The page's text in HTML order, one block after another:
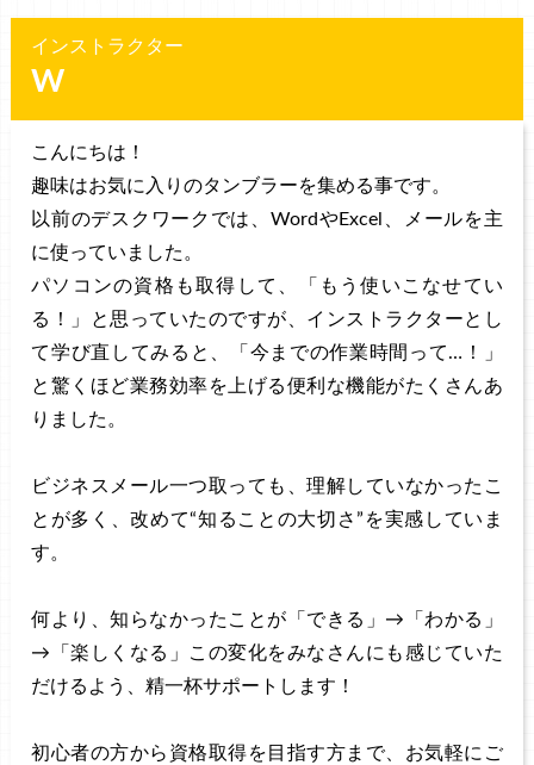
インストラクター
W
こんにちは！
趣味はお気に入りのタンブラーを集める事です。
以前のデスクワークでは、WordやExcel、メールを主
に使っていました。
パソコンの資格も取得して、「もう使いこなせてい
る！」と思っていたのですが、インストラクターとし
て学び直してみると、「今までの作業時間って…！」
と驚くほど業務効率を上げる便利な機能がたくさんあ
りました。
ビジネスメール一つ取っても、理解していなかったこ
とが多く、改めて“知ることの大切さ”を実感していま
す。
何より、知らなかったことが「できる」→「わかる」
→「楽しくなる」この変化をみなさんにも感じていた
だけるよう、精一杯サポートします！
初心者の方から資格取得を目指す方まで、お気軽にご